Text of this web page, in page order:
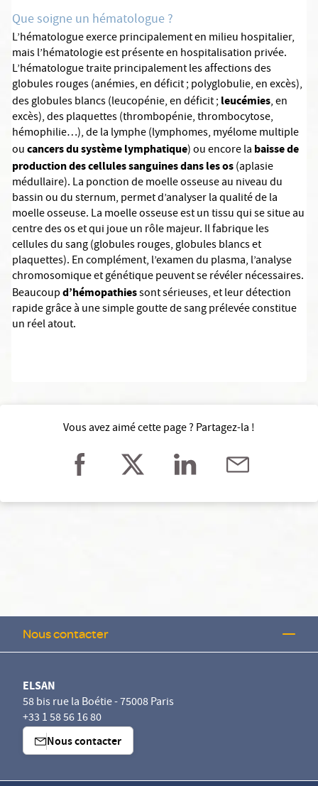
Que soigne un hématologue ?
L’hématologue exerce principalement en milieu hospitalier,
mais l’hématologie est présente en hospitalisation privée.
L’hématologue traite principalement les affections des
globules rouges (anémies, en déficit ; polyglobulie, en excès),
des globules blancs (leucopénie, en déficit ; leucémies, en
excès), des plaquettes (thrombopénie, thrombocytose,
hémophilie…), de la lymphe (lymphomes, myélome multiple
oucancers du système lymphatique) ou encore la baisse de
production des cellules sanguines dans les os(aplasie
médullaire). La ponction de moelle osseuse au niveau du
bassin ou du sternum, permet d’analyser la qualité de la
moelle osseuse. La moelle osseuse est un tissu qui se situe au
centre des os et qui joue un rôle majeur. Il fabrique les
cellules du sang (globules rouges, globules blancs et
plaquettes). En complément, l’examen du plasma, l’analyse
chromosomique et génétique peuvent se révéler nécessaires.
Beaucoupd’hémopathiessont sérieuses, et leur détection
rapide grâce à une simple goutte de sang prélevée constitue
un réel atout.
Vous avez aimé cette page ? Partagez-la !
Nous contacter
ELSAN
58 bis rue la Boétie - 75008 Paris
+33 1 58 56 16 80
Nous contacter